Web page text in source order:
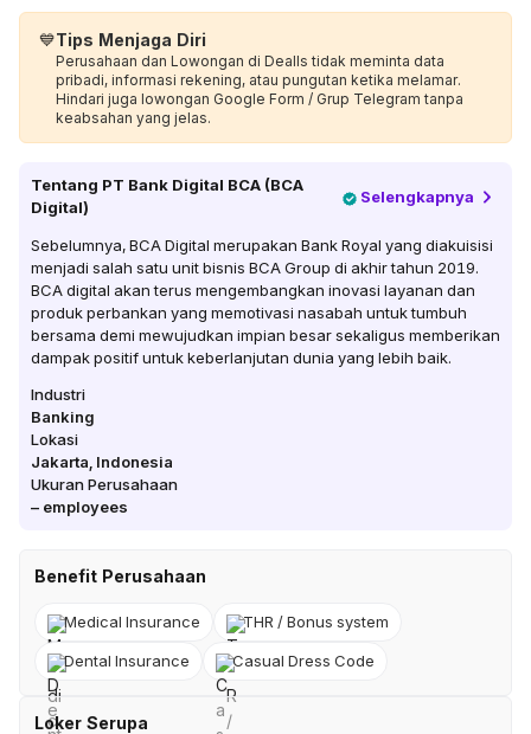
💙Tips Menjaga Diri
Perusahaan dan Lowongan di Dealls tidak meminta data
pribadi, informasi rekening, atau pungutan ketika melamar.
Hindari juga lowongan Google Form / Grup Telegram tanpa
keabsahan yang jelas.
Tentang PT Bank Digital BCA (BCA
Digital)
Selengkapnya
Sebelumnya, BCA Digital merupakan Bank Royal yang diakuisisi
menjadi salah satu unit bisnis BCA Group di akhir tahun 2019.
BCA digital akan terus mengembangkan inovasi layanan dan
produk perbankan yang memotivasi nasabah untuk tumbuh
bersama demi mewujudkan impian besar sekaligus memberikan
dampak positif untuk keberlanjutan dunia yang lebih baik.
Industri
Banking
Lokasi
Jakarta Indonesia
Ukuran Perusahaan
– employees
Benefit Perusahaan
Medical Insurance THR / Bonus system
Dental Insurance Casual Dress Code
Loker Serupa